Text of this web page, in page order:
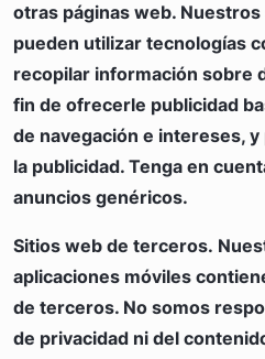
otras páginas web.
pueden utilizar tecnologías
recopilar información sobre
fin de ofrecerle publicidad
de navegación e intereses,
la publicidad. Tenga en
anuncios genéricos.
Sitios web de terceros.
aplicaciones móviles
de terceros. No somos
de privacidad ni del